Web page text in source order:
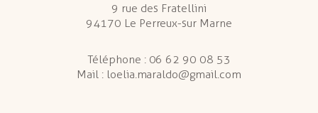
9 rue des Fratellini
94170 Le Perreux-sur Marne
Téléphone : 06 62 90 08 53
Mail : loelia.maraldo@gmail.com